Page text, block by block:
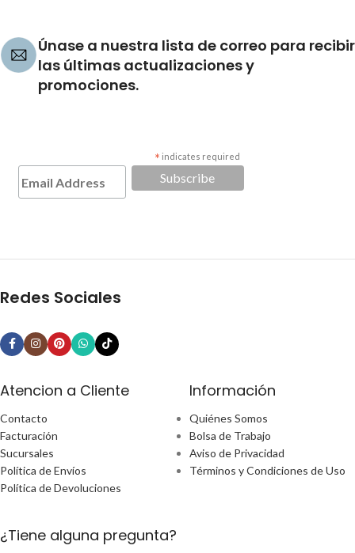
Únase a nuestra lista de correo para recibir
las últimas actualizaciones y
promociones.
* indicates required
Redes Sociales
Atencion a Cliente
Contacto
Facturación
Sucursales
Política de Envíos
Política de Devoluciones
Información
Quiénes Somos
Bolsa de Trabajo
Aviso de Privacidad
Términos y Condiciones de Uso
¿Tiene alguna pregunta?